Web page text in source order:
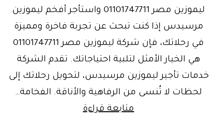
ليموزين مصر 01101747711 واستأجر أفخم ليموزين
مرسيدس إذا كنت تبحث عن تجربة فاخرة ومميزة
في رحلاتك، فإن شركة ليموزين مصر 01101747711
هي الخيار الأمثل لتلبية احتياجاتك. تقدم الشركة
خدمات تأجير ليموزين مرسيدس، لتحويل رحلاتك إلى
لحظات لا تُنسى من الرفاهية والأناقة. الفخامة…
متابعة قراءة